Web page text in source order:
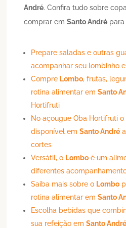
André. Confira tudo sobre
comprar emSanto André
Prepare saladas e outras
acompanhar seu lombinho
Compre Lombo, frutas,
rotina alimentar emSanto
Hortifruti
No açougue Oba Hortifruti o
disponível emSanto André
cortes
Versátil, o Lombo é um
diferentes
Saiba mais sobre o Lombo
rotina alimentar emSanto
Escolha bebidas que
sua refeição emSanto André